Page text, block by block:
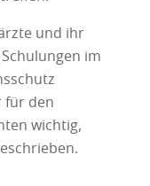
und ihr
im
für den
wichtig,